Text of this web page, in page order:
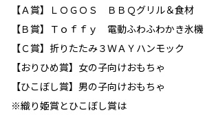
【Ａ賞】ＬＯＧＯＳ ＢＢＱグリル＆食材
【Ｂ賞】Ｔｏｆｆｙ 電動ふわふわかき氷機
【Ｃ賞】折りたたみ３ＷＡＹハンモック
【おりひめ賞】女の子向けおもちゃ
【ひこぼし賞】男の子向けおもちゃ
※織り姫賞とひこぼし賞は